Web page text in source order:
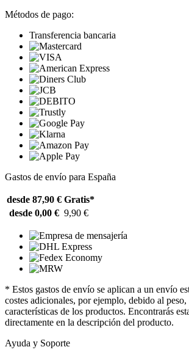
Métodos de pago:
Transferencia bancaria
Gastos de envío para España
desde 87,90 € Gratis*
desde 0,00 € 9,90 €
* Estos gastos de envío se aplican a un envío
costes adicionales, por ejemplo, debido al peso,
características de los productos. Encontrarás
directamente en la descripción del producto.
Ayuda y Soporte